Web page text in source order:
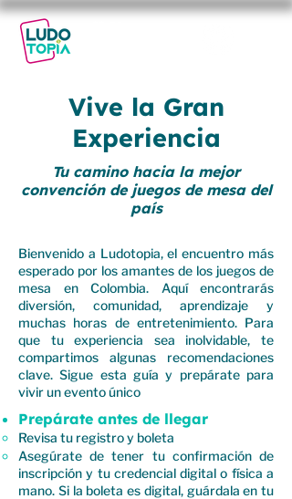
Vive la Gran
Experiencia
Tu camino hacia la mejor
convención de juegos de mesa del
país
Bienvenido a Ludotopia, el encuentro más
esperado por los amantes de los juegos de
mesa en Colombia. Aquí encontrarás
diversión, comunidad, aprendizaje y
muchas horas de entretenimiento. Para
que tu experiencia sea inolvidable, te
compartimos algunas recomendaciones
clave. Sigue esta guía y prepárate para
vivir un evento único
Prepárate antes de llegar
Revisa tu registro y boleta
Asegúrate de tener tu confirmación de
inscripción y tu credencial digital o física a
mano. Si la boleta es digital, guárdala en tu